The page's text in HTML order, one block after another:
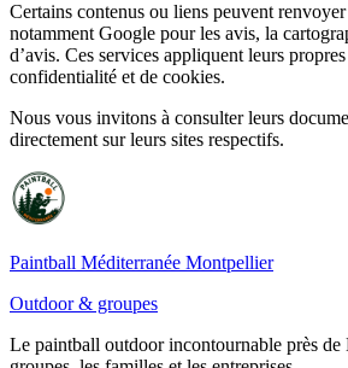
Certains contenus ou liens peuvent
notamment Google pour les avis, la
d’avis. Ces services appliquent leurs
confidentialité et de cookies.
Nous vous invitons à consulter leurs
directement sur leurs sites respectifs.
Paintball Méditerranée Montpellier
Outdoor & groupes
Le paintball outdoor incontournable près